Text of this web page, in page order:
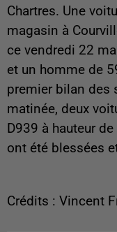
Chartres. Une
magasin à
ce vendredi 22
et un homme de
premier bilan des
matinée, deux
D939 à hauteur
ont été blessées
Crédits : Vincent